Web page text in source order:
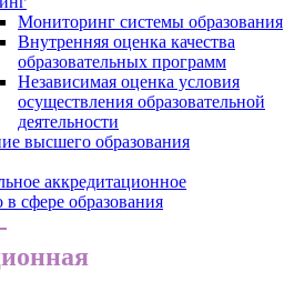
Мониторинг системы образования
Внутренняя оценка качества
образовательных программ
Независимая оценка условия
осуществления образовательной
деятельности
высшего образования
аккредитационное
в сфере образования